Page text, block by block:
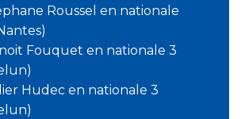
Roussel en nationale
Fouquet en nationale 3
Hudec en nationale 3